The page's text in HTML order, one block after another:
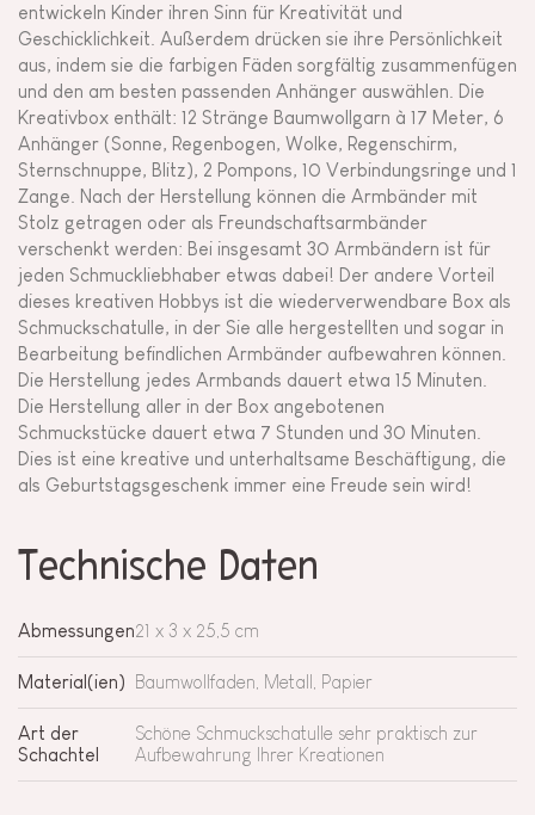
entwickeln Kinder ihren Sinn für Kreativität und
Geschicklichkeit. Außerdem drücken sie ihre Persönlichkeit
aus, indem sie die farbigen Fäden sorgfältig zusammenfügen
und den am besten passenden Anhänger auswählen. Die
Kreativbox enthält: 12 Stränge Baumwollgarn à 17 Meter, 6
Anhänger (Sonne, Regenbogen, Wolke, Regenschirm,
Sternschnuppe, Blitz), 2 Pompons, 10 Verbindungsringe und 1
Zange. Nach der Herstellung können die Armbänder mit
Stolz getragen oder als Freundschaftsarmbänder
verschenkt werden: Bei insgesamt 30 Armbändern ist für
jeden Schmuckliebhaber etwas dabei! Der andere Vorteil
dieses kreativen Hobbys ist die wiederverwendbare Box als
Schmuckschatulle, in der Sie alle hergestellten und sogar in
Bearbeitung befindlichen Armbänder aufbewahren können.
Die Herstellung jedes Armbands dauert etwa 15 Minuten.
Die Herstellung aller in der Box angebotenen
Schmuckstücke dauert etwa 7 Stunden und 30 Minuten.
Dies ist eine kreative und unterhaltsame Beschäftigung, die
als Geburtstagsgeschenk immer eine Freude sein wird!
Technische Daten
Abmessungen21 x 3 x 25,5 cm
Material(ien) Baumwollfaden, Metall, Papier
Art der
Schachtel
Schöne Schmuckschatulle sehr praktisch zur
Aufbewahrung Ihrer Kreationen